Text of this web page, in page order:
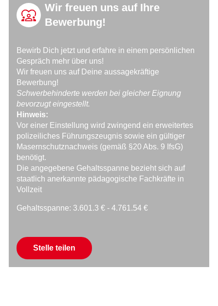
Wir freuen uns auf Ihre
Bewerbung!
Bewirb Dich jetzt und erfahre in einem persönlichen
Gespräch mehr über uns!
Wir freuen uns auf Deine aussagekräftige
Bewerbung!
Schwerbehinderte werden bei gleicher Eignung
bevorzugt eingestellt.
Hinweis:
Vor einer Einstellung wird zwingend ein erweitertes
polizeiliches Führungszeugnis sowie ein gültiger
Masernschutznachweis (gemäß §20 Abs. 9 IfsG)
benötigt.
Die angegebene Gehaltsspanne bezieht sich auf
staatlich anerkannte pädagogische Fachkräfte in
Vollzeit
Gehaltsspanne: 3.601.3 € - 4.761.54 €
Stelle teilen
Mail